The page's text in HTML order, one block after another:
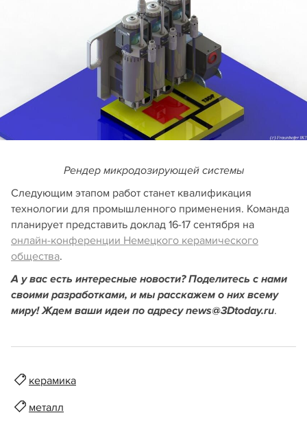
Рендер микродозирующей системы
Следующим этапом работ станет квалификация
технологии для промышленного применения. Команда
планирует представить доклад 16-17 сентября на
онлайн-конференции Немецкого керамического
общества.
А у вас есть интересные новости? Поделитесь с нами
своими разработками, и мы расскажем о них всему
миру! Ждем ваши идеи по адресу news@3Dtoday.ru.
керамика
металл